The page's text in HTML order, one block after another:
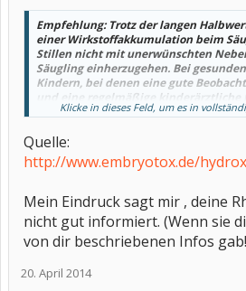
Empfehlung: Trotz der langen
einer Wirkstoffakkumulation beim
Stillen nicht mit unerwünschten
Säugling einherzugehen. Bei
Kindern, bei denen eine gute
und eine regelmäßige kinderärztliche
gewährleistet ist, ist Stillen unter
Klicke in dieses Feld, um es in
Quelle:
http://www.embryotox.de/
Mein Eindruck sagt mir , deine
nicht gut informiert. (Wenn sie
von dir beschriebenen Infos
20. April 2014